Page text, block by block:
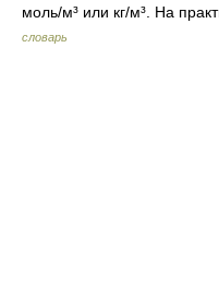
моль/м³ или кг/м³. На
словарь